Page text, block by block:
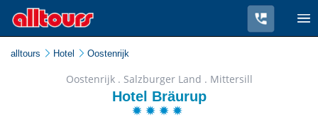
alltours Hotel Oostenrijk
Oostenrijk . Salzburger Land . Mittersill
Hotel Bräurup